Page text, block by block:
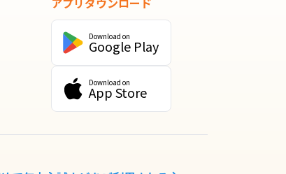
Download on
Google Play
Download on
App Store